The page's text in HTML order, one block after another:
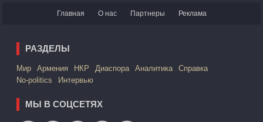
Главная О нас Партнеры Реклама
РАЗДЕЛЫ
Mир Армения НКР Диаспора Аналитика
Справка
No-politics
Интервью
МЫ В СОЦСЕТЯХ